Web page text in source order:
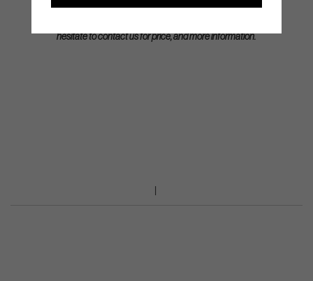
hesitate to contact us for price, and more information.